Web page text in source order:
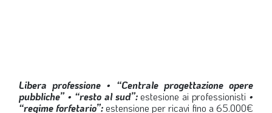
Libera professione • “Centrale progettazione opere
pubbliche” • “resto al sud”:estesione ai professionisti •
“regime forfetario”:estensione per ricavi fino a 65.000€